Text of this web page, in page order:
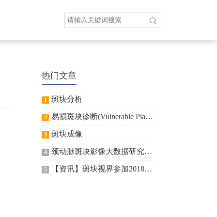
热门文章
1 斑块分析
2 易损斑块诊断(Vulnerable Plaque Diagnostics, VPD)技术的临床应用有奖征文活动
3 斑块成像
4 颈动脉斑块影像大数据研究项目获得北京市自然科学基金委资助
5 【资讯】斑块视界参加2018天坛会